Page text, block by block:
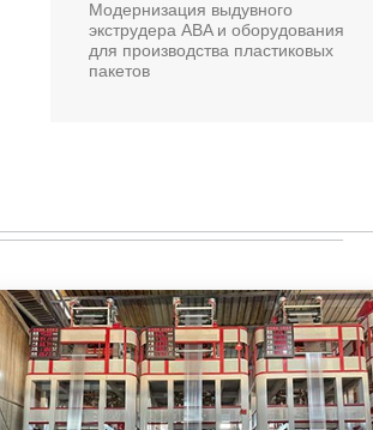
Модернизация выдувного
экструдера ABA и оборудования
для производства пластиковых
пакетов